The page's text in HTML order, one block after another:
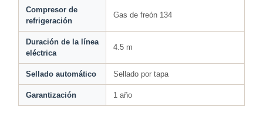
Compresor de
refrigeración
Gas de freón 134
Duración de la línea
eléctrica
4.5 m
Sellado automático Sellado por tapa
Garantización 1 año